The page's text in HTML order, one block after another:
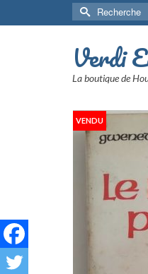
Rechercher :
Verdi
La boutique de
VENDU